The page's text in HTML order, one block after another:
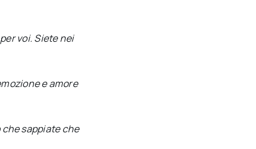
voi. Siete nei
e amore
sappiate che